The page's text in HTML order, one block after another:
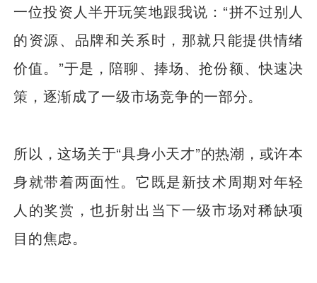
一位投资人半开玩笑地跟我说：“拼不过别人
的资源、品牌和关系时，那就只能提供情绪
价值。”于是，陪聊、捧场、抢份额、快速决
策，逐渐成了一级市场竞争的一部分。
所以，这场关于“具身小天才”的热潮，或许本
身就带着两面性。它既是新技术周期对年轻
人的奖赏，也折射出当下一级市场对稀缺项
目的焦虑。